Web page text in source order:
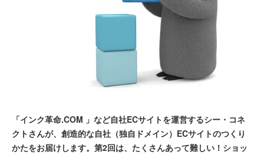
「インク革命.COM 」など自社ECサイトを運営するシー・コネ
クトさんが、創造的な自社（独自ドメイン）ECサイトのつくり
かたをお届けします。第2回は、たくさんあって難しい！ショッ